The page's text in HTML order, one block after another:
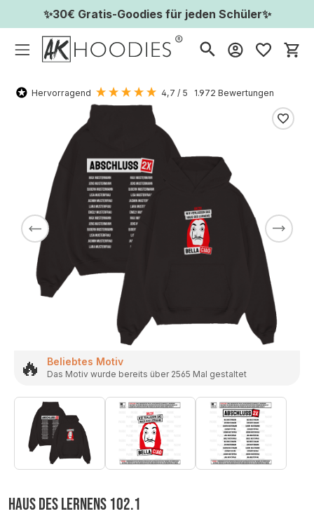
✨30€ Gratis-Goodies für jeden Schüler✨
Hervorragend 4,7 / 5 1.972 Bewertungen
🔥 Beliebtes Motiv
Das Motiv wurde bereits über 2565 Mal gestaltet
HAUS DES LERNENS 102.1